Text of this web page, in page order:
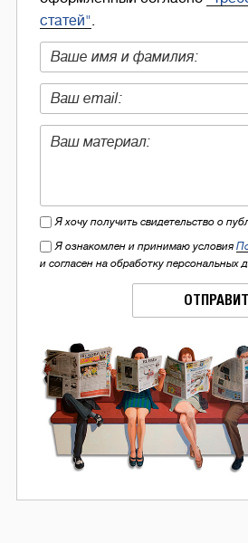
статей".
Я хочу получить свидетельство о
Я ознакомлен и принимаю условия
и согласен на обработку персональных